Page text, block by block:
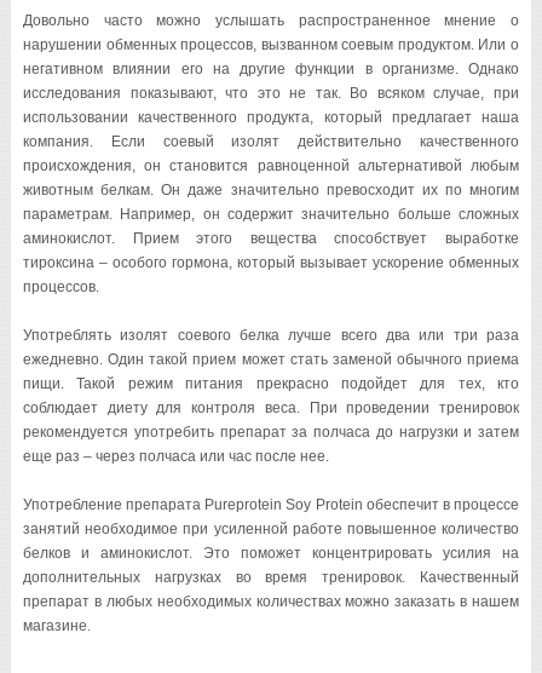
Довольно часто можно услышать распространенное мнение о
нарушении обменных процессов, вызванном соевым продуктом. Или о
негативном влиянии его на другие функции в организме. Однако
исследования показывают, что это не так. Во всяком случае, при
использовании качественного продукта, который предлагает наша
компания. Если соевый изолят действительно качественного
происхождения, он становится равноценной альтернативой любым
животным белкам. Он даже значительно превосходит их по многим
параметрам. Например, он содержит значительно больше сложных
аминокислот. Прием этого вещества способствует выработке
тироксина – особого гормона, который вызывает ускорение обменных
процессов.
Употреблять изолят соевого белка лучше всего два или три раза
ежедневно. Один такой прием может стать заменой обычного приема
пищи. Такой режим питания прекрасно подойдет для тех, кто
соблюдает диету для контроля веса. При проведении тренировок
рекомендуется употребить препарат за полчаса до нагрузки и затем
еще раз – через полчаса или час после нее.
Употребление препарата Pureprotein Soy Protein обеспечит в процессе
занятий необходимое при усиленной работе повышенное количество
белков и аминокислот. Это поможет концентрировать усилия на
дополнительных нагрузках во время тренировок. Качественный
препарат в любых необходимых количествах можно заказать в нашем
магазине.